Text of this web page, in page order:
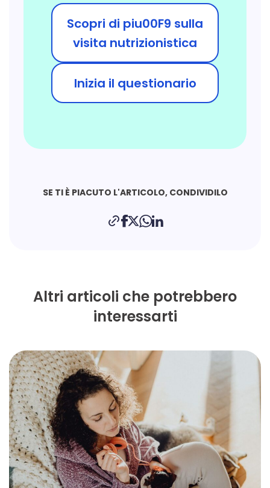
Scopri di piu00F9 sulla
visita nutrizionistica
Inizia il questionario
SE TI È PIACUTO L'ARTICOLO, CONDIVIDILO
Altri articoli che potrebbero
interessarti